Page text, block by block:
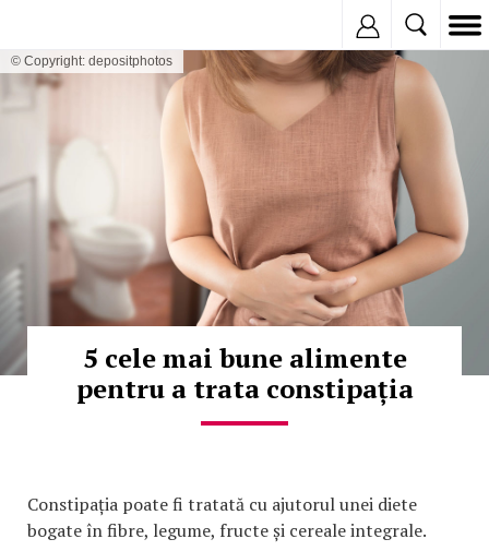
© Copyright: depositphotos
5 cele mai bune alimente
pentru a trata constipația
Constipația poate fi tratată cu ajutorul unei diete
bogate în fibre, legume, fructe și cereale integrale.